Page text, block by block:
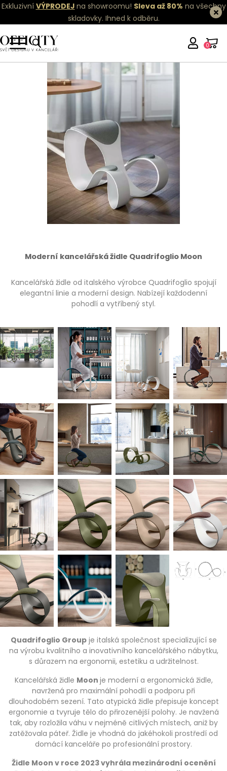
Exkluzivní VÝPRODEJ na showroomu! Sleva až 80% na všechny
skladovky. Ihned k odběru.
0
Moderní kancelářská židle Quadrifoglio Moon
Kancelářská židle od italského výrobce Quadrifoglio spojují
elegantní linie a moderní design. Nabízejí každodenní
pohodlí a vytříbený styl.
Quadrifoglio Groupje italská společnost specializující se
na výrobu kvalitního a inovativního kancelářského nábytku,
s důrazem na ergonomii, estetiku a udržitelnost.
Kancelářská židle Moon je moderní a ergonomická židle,
navržená pro maximální pohodlí a podporu při
dlouhodobém sezení. Tato atypická židle přepisuje koncept
ergonomie a tvyruje tělo do přirozenější polohy. Je navžená
tak, aby rozložila váhu v nejméně citlivých místech, aniž by
zatěžovala páteř. Židle je vhodná do jakéhokoli prostředí od
domácí kanceláře po profesionální prostory.
Židle Moon v roce 2023 vyhrála mezinárodní ocenění